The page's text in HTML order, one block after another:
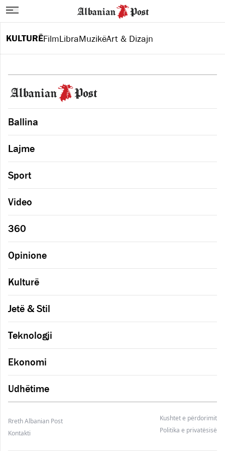
KULTURËFilmLibraMuzikëArt & Dizajn
Ballina
Lajme
Sport
Video
360
Opinione
Kulturë
Jetë & Stil
Teknologji
Ekonomi
Udhëtime
Rreth Albanian Post
Kushtet e përdorimit
Kontakti
Politika e privatësisë